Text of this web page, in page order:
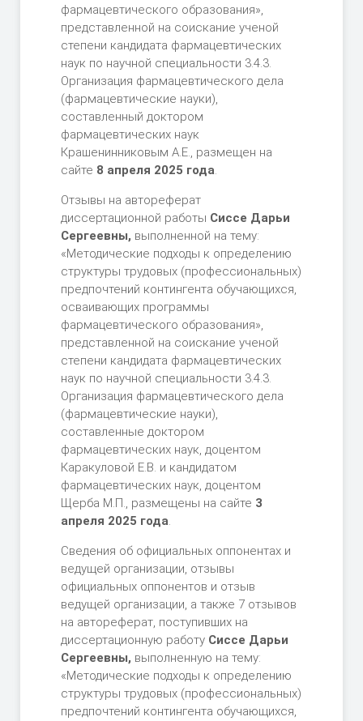
фармацевтического образования»,
представленной на соискание ученой
степени кандидата фармацевтических
наук по научной специальности 3.4.3.
Организация фармацевтического дела
(фармацевтические науки),
составленный доктором
фармацевтических наук
Крашенинниковым А.Е., размещен на
сайте 8 апреля 2025 года.
Отзывы на автореферат
диссертационной работы Сиссе Дарьи
Сергеевны, выполненной на тему:
«Методические подходы к определению
структуры трудовых (профессиональных)
предпочтений контингента обучающихся,
осваивающих программы
фармацевтического образования»,
представленной на соискание ученой
степени кандидата фармацевтических
наук по научной специальности 3.4.3.
Организация фармацевтического дела
(фармацевтические науки),
составленные доктором
фармацевтических наук, доцентом
Каракуловой Е.В. и кандидатом
фармацевтических наук, доцентом
Щерба М.П., размещены на сайте 3
апреля 2025 года.
Cведения об официальных оппонентах и
ведущей организации, отзывы
официальных оппонентов и отзыв
ведущей организации, а также 7 отзывов
на автореферат, поступивших на
диссертационную работу Сиссе Дарьи
Сергеевны, выполненную на тему:
«Методические подходы к определению
структуры трудовых (профессиональных)
предпочтений контингента обучающихся,